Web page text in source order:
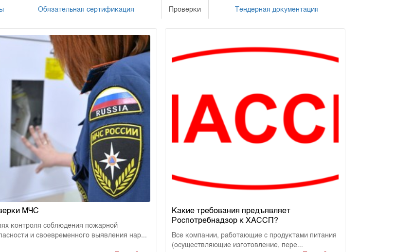
Обязательная сертификация Проверки Тендерная документация
МЧС
контроля соблюдения пожарной
и своевременного выявления нар...
Какие требования предъявляет
Роспотребнадзор к ХАССП?
Все компании, работающие с продуктами питания
(осуществляющие изготовление, пере...